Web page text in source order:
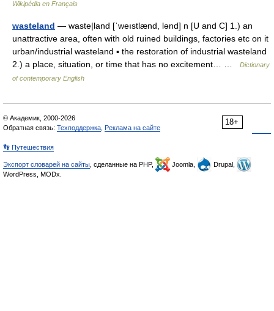
Wikipédia en Français
wasteland — waste|land [ˈweıstlænd, lənd] n [U and C] 1.) an
unattractive area, often with old ruined buildings, factories etc on it
urban/industrial wasteland ▪ the restoration of industrial wasteland
2.) a place, situation, or time that has no excitement… …
Dictionary
of contemporary English
18+
© Академик, 2000-2026
Обратная связь: Техподдержка Реклама на сайте
👣 Путешествия
Экспорт словарей на сайты , сделанные на PHP, Joomla,
Drupal,
WordPress, MODx.